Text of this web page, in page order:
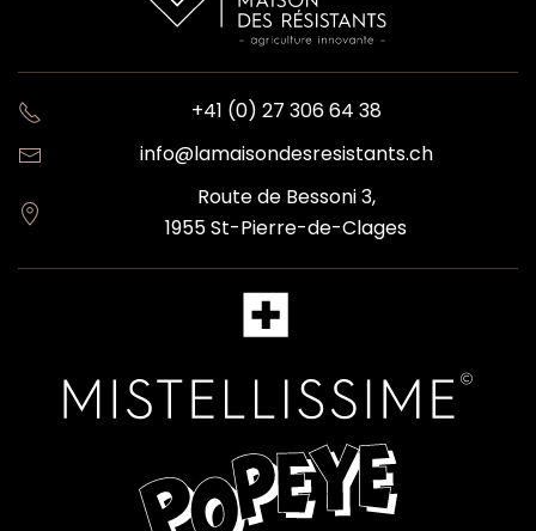
+41 (0) 27 306 64 38
info@lamaisondesresistants.ch
Route de Bessoni 3,
1955 St-Pierre-de-Clages